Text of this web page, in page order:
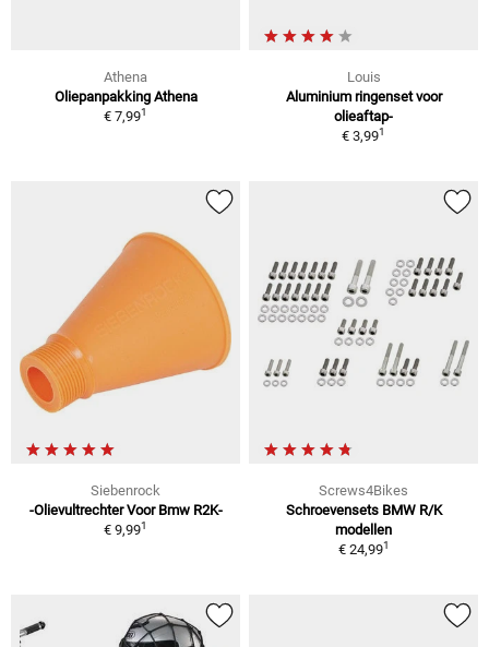
Athena
Oliepanpakking Athena
€ 7,991
Louis
Aluminium ringenset voor
olieaftap-
€ 3,991
Siebenrock
-Olievultrechter Voor Bmw R2K-
€ 9,991
Screws4Bikes
Schroevensets BMW R/K
modellen
€ 24,991